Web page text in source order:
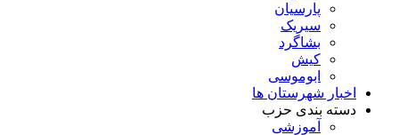
پارسیان
سیریک
بشاگرد
کیش
ابوموسی
اخبار شهرستان ها
دسته بندی حزب
آموزشی